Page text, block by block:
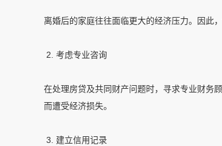
离婚后的家庭往往面临更大的经济压力。因此
2. 考虑专业咨询
在处理房贷及共同财产问题时，寻求专业财务
而遭受经济损失。
3. 建立信用记录